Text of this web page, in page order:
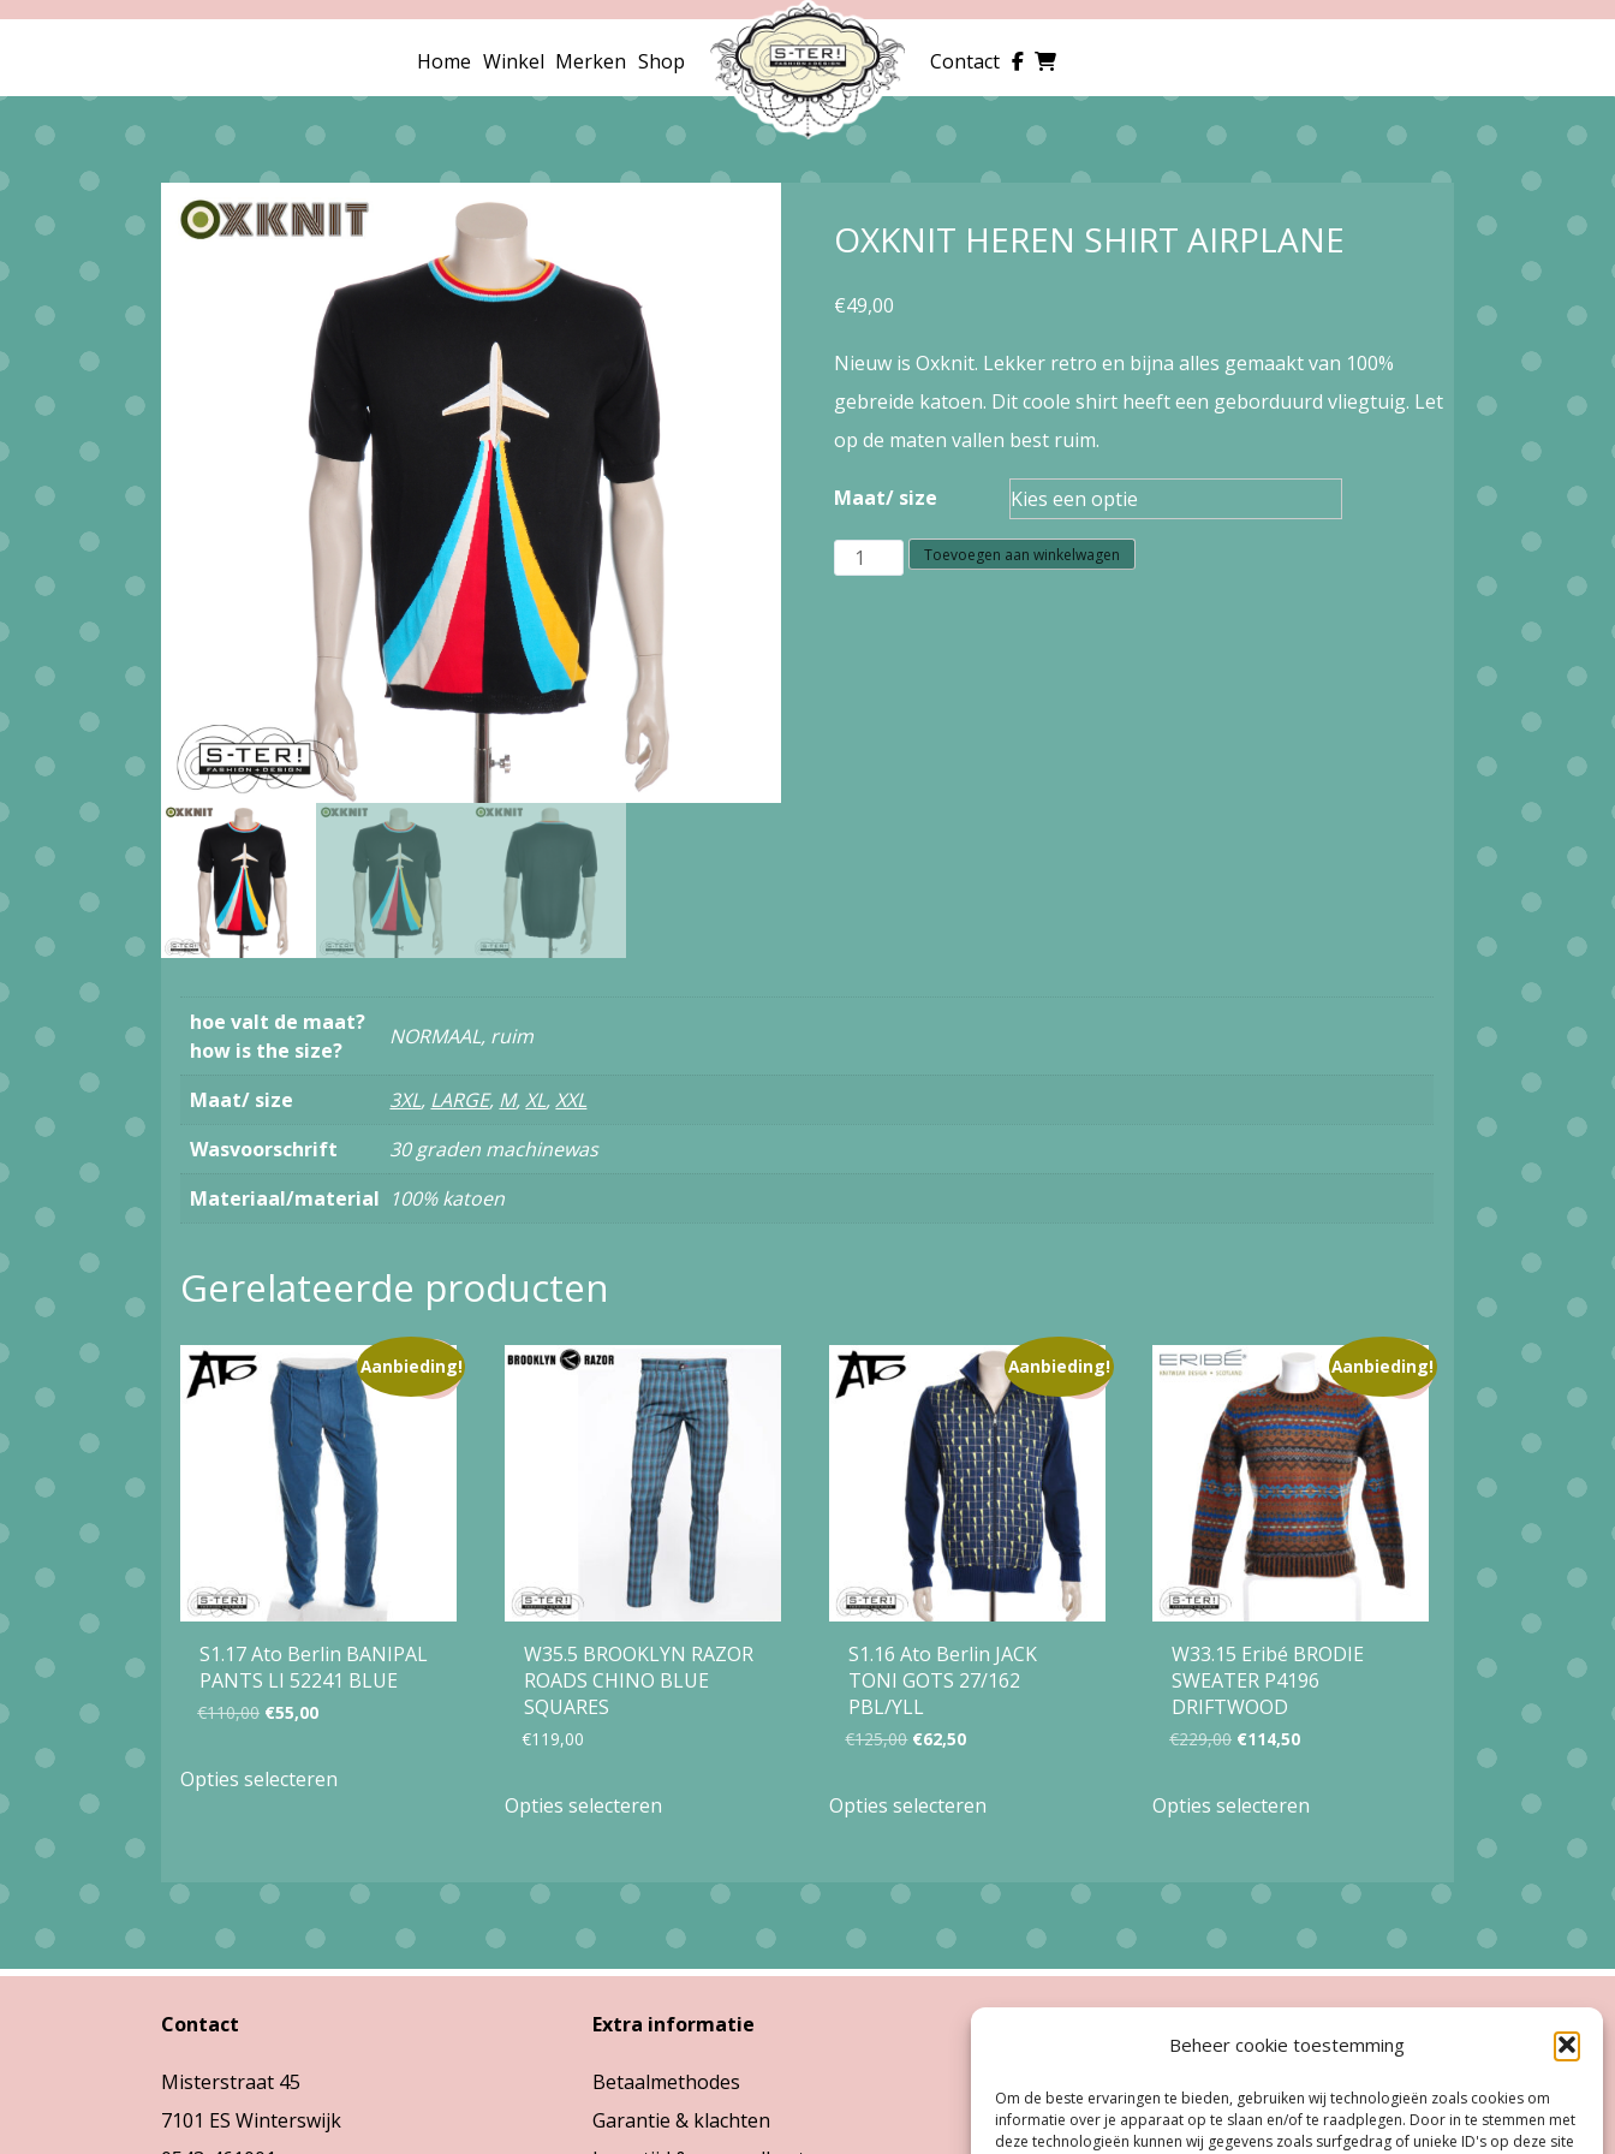
Beheer cookie toestemming
Om de beste ervaringen te bieden, gebruiken wij technologieën zoals cookies om
informatie over je apparaat op te slaan en/of te raadplegen. Door in te stemmen met
deze technologieën kunnen wij gegevens zoals surfgedrag of unieke ID's op deze site
Home Winkel Merken Shop Contact
OXKNIT HEREN SHIRT AIRPLANE
€49,00
Nieuw is Oxknit. Lekker retro en bijna alles gemaakt van 100%
gebreide katoen. Dit coole shirt heeft een geborduurd vliegtuig. Let
op de maten vallen best ruim.
Maat/ size
OXKNIT
Toevoegen aan winkelwagen
hoe valt de maat?
how is the size?
NORMAAL, ruim
Maat/ size 3XL, LARGE, M,XL,XXL
Wasvoorschrift
30 graden machinewas
Materiaal/material 100% katoen
Gerelateerde producten
Aanbieding!
S1.17 Ato Berlin BANIPAL
PANTS LI 52241 BLUE
€110,00 Oorspronkelijke
was:
€55,00Huidige
is:
Opties selecteren
variaties.
W35.5 BROOKLYN RAZOR
ROADS CHINO BLUE
SQUARES
€119,00
Opties selecteren
meerdere
variaties.
Deze
optie
gekozen
worden
Aanbieding!
S1.16 Ato Berlin JACK
TONI GOTS 27/162
PBL/YLL
€125,00 Oorspronkelijke
was:
€62,50Huidige
is:
Opties selecteren
meerdere
variaties.
Deze
optie
gekozen
worden
Aanbieding!
W33.15 Eribé BRODIE
SWEATER P4196
DRIFTWOOD
€229,00 Oorspronkelijke
was:
€114,50Huidige
is:
Opties selecteren
meerdere
variaties.
Deze
optie
kan
gekozen
worden
Contact
Misterstraat 45
7101 ES Winterswijk
Extra informatie
Betaalmethodes
Garantie & klachten
Di, Woe, Do:11.00 - 18.00 uur